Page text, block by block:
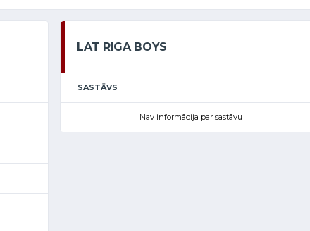
LAT RIGA BOYS
SASTĀVS
Nav informācija par sastāvu